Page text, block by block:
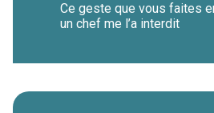
Ce geste que vous faites
un chef me l’a interdit